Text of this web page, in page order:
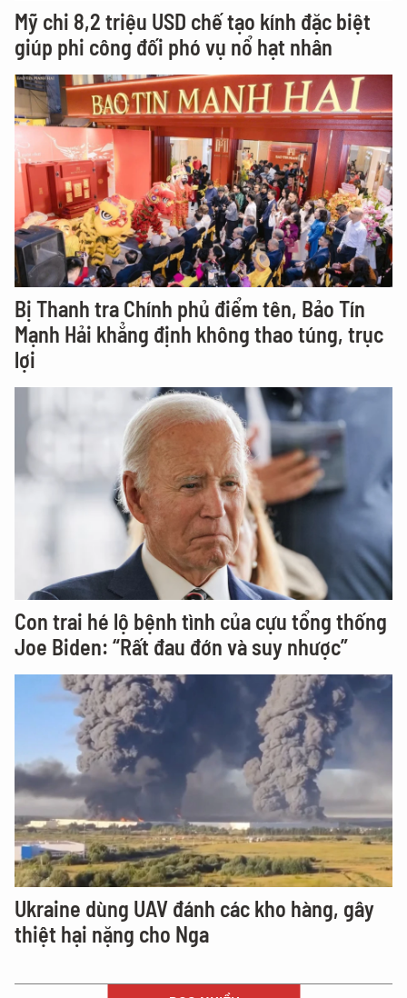
Mỹ chi 8,2 triệu USD chế tạo kính đặc biệt
giúp phi công đối phó vụ nổ hạt nhân
Bị Thanh tra Chính phủ điểm tên, Bảo Tín
Mạnh Hải khẳng định không thao túng, trục
lợi
Con trai hé lộ bệnh tình của cựu tổng thống
Joe Biden: “Rất đau đớn và suy nhược”
Ukraine dùng UAV đánh các kho hàng, gây
thiệt hại nặng cho Nga